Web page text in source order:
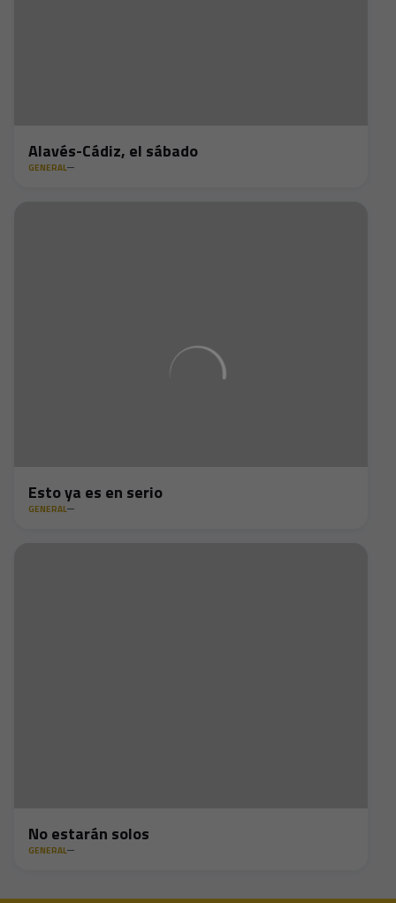
Alavés-Cádiz, el sábado
GENERAL
Esto ya es en serio
GENERAL
No estarán solos
GENERAL